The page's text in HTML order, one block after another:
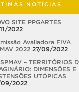
NOTÍCIAS
SITE PPGARTES
2022
Avaliadora FIVA
2022 27/09/2022
– TERRITÓRIOS
DIMENSÕES E
UTÓPICAS
09/2022